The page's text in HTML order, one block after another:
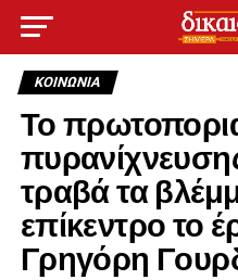
ΚΟΙΝΩΝΊΑ
Το
τραβά τα
επίκεντρο το
Γρηγόρη